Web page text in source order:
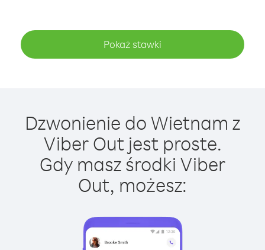
Pokaż stawki
Dzwonienie do Wietnam z
Viber Out jest proste.
Gdy masz środki Viber
Out, możesz: